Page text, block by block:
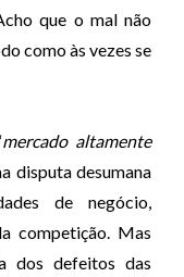
que o mal não
como às vezes se
mercado altamente
disputa desumana
de negócio,
competição. Mas
dos defeitos das